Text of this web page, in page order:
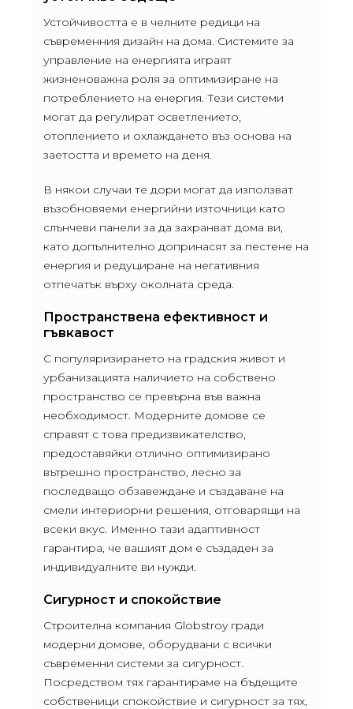
Устойчивостта е в челните редици на
съвременния дизайн на дома. Системите за
управление на енергията играят
жизненоважна роля за оптимизиране на
потреблението на енергия. Тези системи
могат да регулират осветлението,
отоплението и охлаждането въз основа на
заетостта и времето на деня.
В някои случаи те дори могат да използват
възобновяеми енергийни източници като
слънчеви панели за да захранват дома ви,
като допълнително допринасят за пестене на
енергия и редуциране на негативния
отпечатък върху околната среда.
Пространствена ефективност и
гъвкавост
С популяризирането на градския живот и
урбанизацията наличието на собствено
пространство се превърна във важна
необходимост. Модерните домове се
справят с това предизвикателство,
предоставяйки отлично оптимизирано
вътрешно пространство, лесно за
последващо обзавеждане и създаване на
смели интериорни решения, отговарящи на
всеки вкус. Именно тази адаптивност
гарантира, че вашият дом е създаден за
индивидуалните ви нужди.
Сигурност и спокойствие
Строителна компания Globstroy гради
модерни домове, оборудвани с всички
съвременни системи за сигурност.
Посредством тях гарантираме на бъдещите
собственици спокойствие и сигурност за тях,